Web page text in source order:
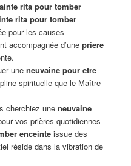
rita pour tomber
rita pour tomber
pour les causes
accompagnée d’une priere
une neuvaine pour etre
spirituelle que le Maître
cherchiez une neuvaine
vos prières quotidiennes
enceinteissue des
réside dans la vibration de